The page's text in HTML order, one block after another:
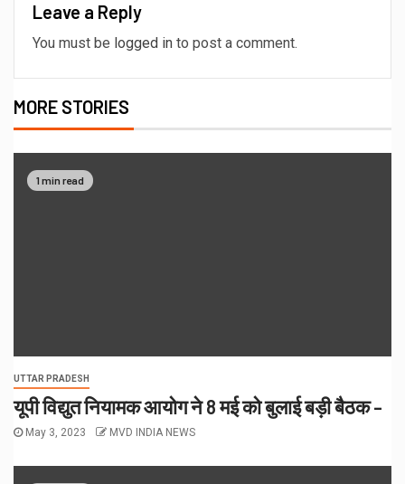
Leave a Reply
You must be logged in to post a comment.
MORE STORIES
1 min read
UTTAR PRADESH
यूपी विद्युत नियामक आयोग ने 8 मई को बुलाई बड़ी बैठक –
May 3, 2023 MVD INDIA NEWS